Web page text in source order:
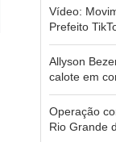
Vídeo:
Prefeito
Allyson
calote em
Operação
Rio Grande